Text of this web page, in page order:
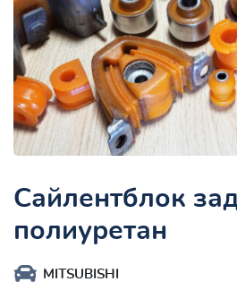
Сайлентблок
полиуретан
MITSUBISHI